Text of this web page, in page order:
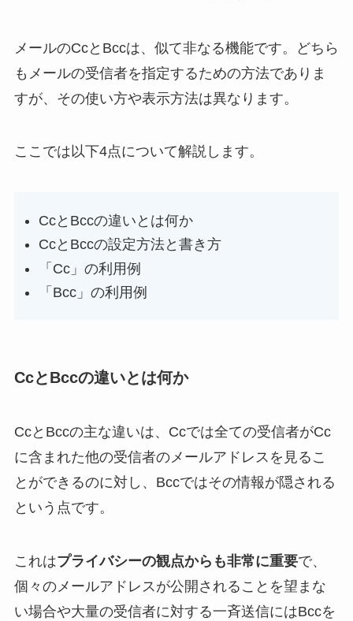
メールのCcとBccは、似て非なる機能です。どちら
もメールの受信者を指定するための方法でありま
すが、その使い方や表示方法は異なります。
ここでは以下4点について解説します。
CcとBccの違いとは何か
CcとBccの設定方法と書き方
「Cc」の利用例
「Bcc」の利用例
CcとBccの違いとは何か
CcとBccの主な違いは、Ccでは全ての受信者がCc
に含まれた他の受信者のメールアドレスを見るこ
とができるのに対し、Bccではその情報が隠される
という点です。
これはプライバシーの観点からも非常に重要で、
個々のメールアドレスが公開されることを望まな
い場合や大量の受信者に対する一斉送信にはBccを